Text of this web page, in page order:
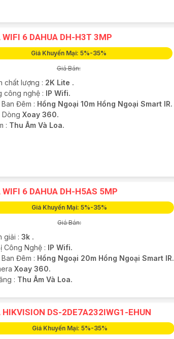
WIFI 6 DAHUA DH-H3T 3MP
Giá Khuyến Mại: 5%-35%
Giá Bán:
chất lượng : 2K Lite .
công nghệ : IP Wifi.
Đêm : Hồng Ngoại 10m Hồng Ngoại Smart IR.
Dòng Xoay 360.
: Thu Âm Và Loa.
WIFI 6 DAHUA DH-H5AS 5MP
Giá Khuyến Mại: 5%-35%
Giá Bán:
giải : 3k .
Công Nghệ : IP Wifi.
Đêm : Hồng Ngoại 20m Hồng Ngoại Smart IR.
Xoay 360.
: Thu Âm Và Loa.
HIKVISION DS-2DE7A232IWG1-EHUN
Giá Khuyến Mại: 5%-35%